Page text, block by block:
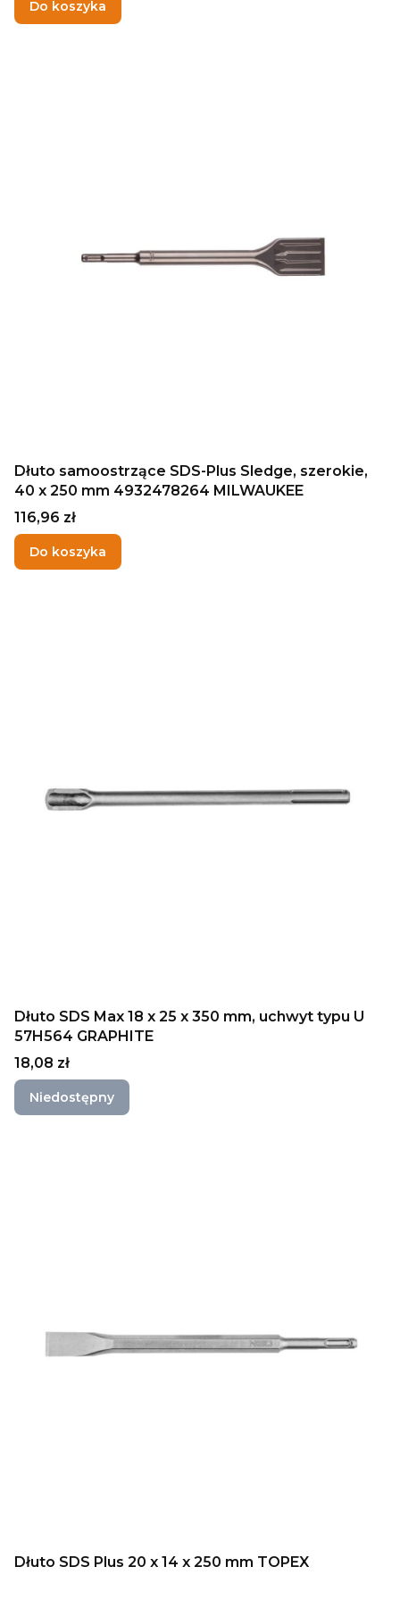
Do koszyka
Dłuto samoostrzące SDS-Plus Sledge, szerokie,
40 x 250 mm 4932478264 MILWAUKEE
Cena
116,96 zł
Do koszyka
Dłuto SDS Max 18 x 25 x 350 mm, uchwyt typu U
57H564 GRAPHITE
Cena
18,08 zł
Niedostępny
Dłuto SDS Plus 20 x 14 x 250 mm TOPEX